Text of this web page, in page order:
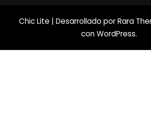
Chic Lite | Desarrollado porRara
conWordPress.